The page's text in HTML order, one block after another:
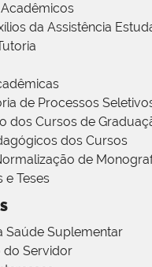
da Assistência
de Processos
dos Cursos de
dos Cursos
de
e Teses
Saúde Suplementar
do Servidor